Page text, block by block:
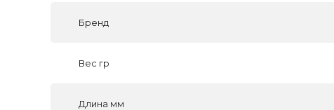
Бренд
Вес гр
Длина мм